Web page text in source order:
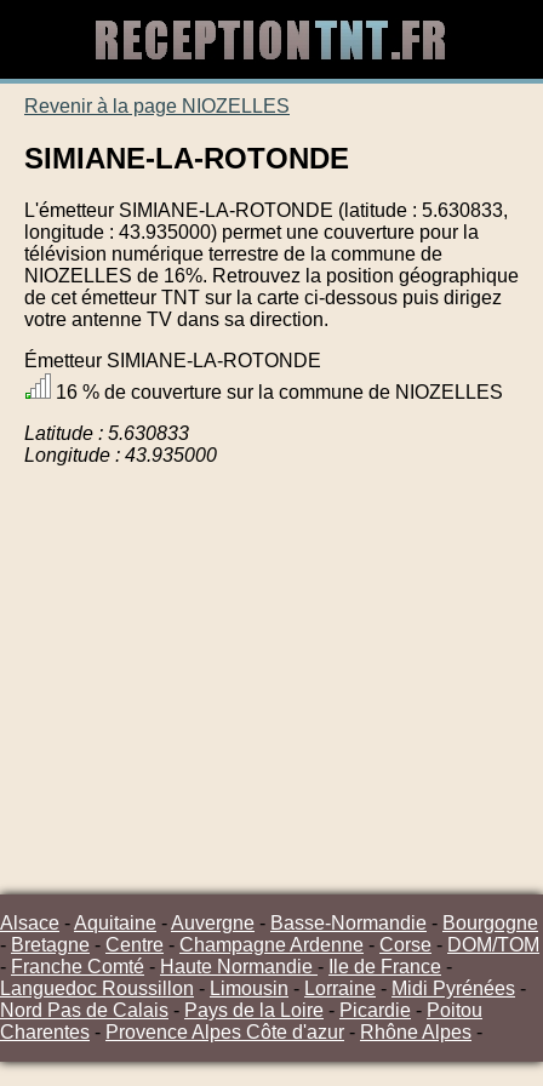
Revenir à la page NIOZELLES
SIMIANE-LA-ROTONDE
L'émetteur SIMIANE-LA-ROTONDE (latitude : 5.630833,
longitude : 43.935000) permet une couverture pour la
télévision numérique terrestre de la commune de
NIOZELLES de 16%. Retrouvez la position géographique
de cet émetteur TNT sur la carte ci-dessous puis dirigez
votre antenne TV dans sa direction.
Émetteur SIMIANE-LA-ROTONDE
16 % de couverture sur la commune de NIOZELLES
Latitude : 5.630833
Longitude : 43.935000
Alsace -Aquitaine -Auvergne - Basse-Normandie - Bourgogne
- Bretagne - Centre - Champagne Ardenne - Corse - DOM/TOM
- Franche Comté - Haute Normandie - Ile de France -
Languedoc Roussillon - Limousin - Lorraine - Midi Pyrénées -
Nord Pas de Calais - Pays de la Loire - Picardie - Poitou
Charentes - Provence Alpes Côte d'azur - Rhône Alpes -